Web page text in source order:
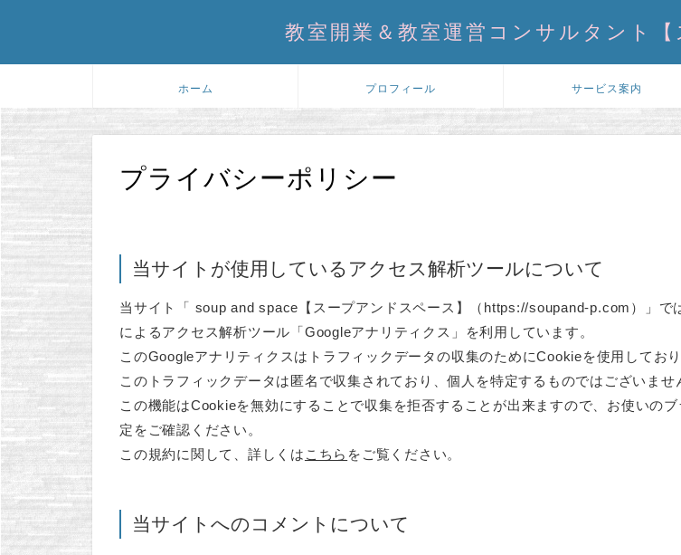
教室開業＆教室運営コンサルタント【
ホーム プロフィール サービス案内
プライバシーポリシー
当サイトが使用しているアクセス解析ツールについて
当サイト「 soup and space【スープアンドスペース】（https://soupand-p.com）」で
によるアクセス解析ツール「Googleアナリティクス」を利用しています。
このGoogleアナリティクスはトラフィックデータの収集のためにCookieを使用しており
このトラフィックデータは匿名で収集されており、個人を特定するものではございませ
この機能はCookieを無効にすることで収集を拒否することが出来ますので、お使いのブ
定をご確認ください。
この規約に関して、詳しくは こちら をご覧ください。
当サイトへのコメントについて